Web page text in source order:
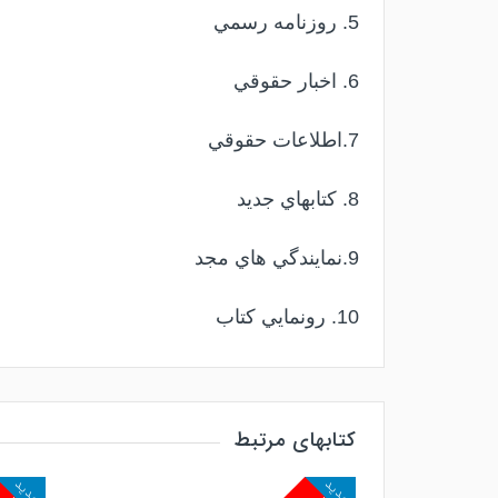
5. روزنامه رسمي
6. اخبار حقوقي
7.اطلاعات حقوقي
8. كتابهاي جديد
9.نمايندگي هاي مجد
10. رونمايي كتاب
کتابهای مرتبط